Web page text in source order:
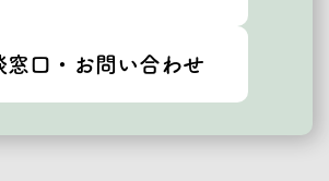
窓口・お問い合わせ